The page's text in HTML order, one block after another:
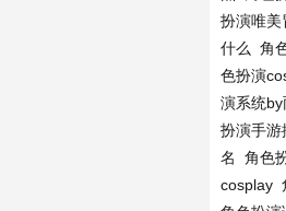
扮演唯美
什么
角
色扮演
演系统by
扮演手游
名
角色
cosplay